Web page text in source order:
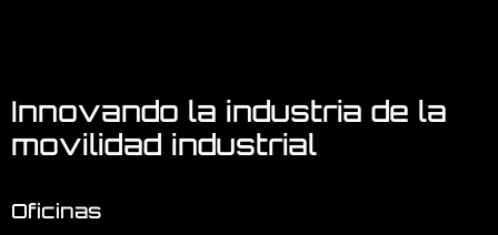
Innovando la industria de la
movilidad industrial
Oficinas